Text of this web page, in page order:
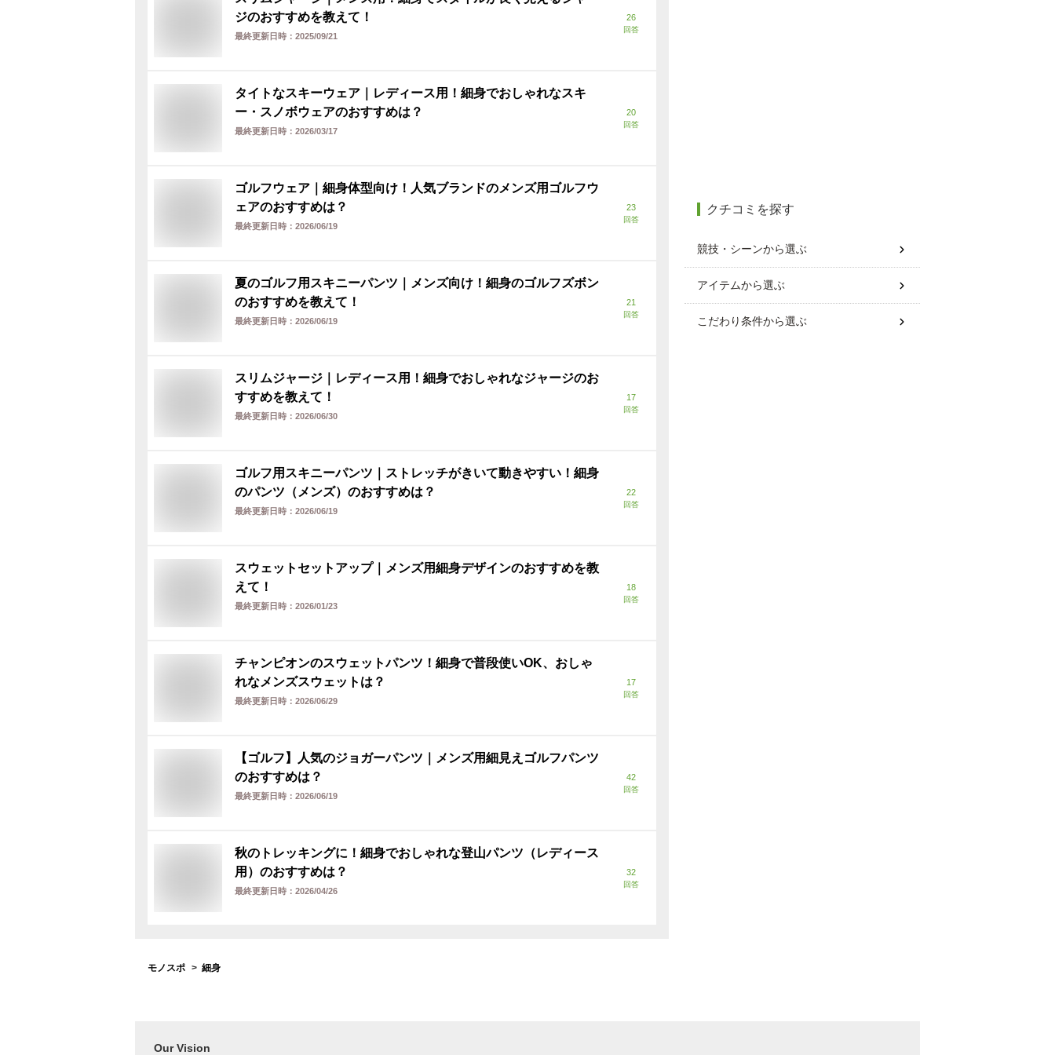
ジのおすすめを教えて！
最終更新日時： 2025/09/21
26
回答
タイトなスキーウェア｜レディース用！細身でおしゃれなスキ
ー・スノボウェアのおすすめは？
最終更新日時： 2026/03/17
20
回答
ゴルフウェア｜細身体型向け！人気ブランドのメンズ用ゴルフウ
ェアのおすすめは？
最終更新日時： 2026/06/19
23
回答
夏のゴルフ用スキニーパンツ｜メンズ向け！細身のゴルフズボン
のおすすめを教えて！
最終更新日時： 2026/06/19
21
回答
スリムジャージ｜レディース用！細身でおしゃれなジャージのお
すすめを教えて！
最終更新日時： 2026/06/30
17
回答
ゴルフ用スキニーパンツ｜ストレッチがきいて動きやすい！細身
のパンツ（メンズ）のおすすめは？
最終更新日時： 2026/06/19
22
回答
スウェットセットアップ｜メンズ用細身デザインのおすすめを教
えて！
最終更新日時： 2026/01/23
18
回答
チャンピオンのスウェットパンツ！細身で普段使いOK、おしゃ
れなメンズスウェットは？
最終更新日時： 2026/06/29
17
回答
【ゴルフ】人気のジョガーパンツ｜メンズ用細見えゴルフパンツ
のおすすめは？
最終更新日時： 2026/06/19
42
回答
秋のトレッキングに！細身でおしゃれな登山パンツ（レディース
用）のおすすめは？
最終更新日時： 2026/04/26
32
回答
モノスポ 細身
クチコミを探す
競技・シーンから選ぶ
アイテムから選ぶ
こだわり条件から選ぶ
Our Vision